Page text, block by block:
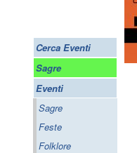
Cerca Eventi
Sagre
Eventi
Sagre
Feste
Folklore